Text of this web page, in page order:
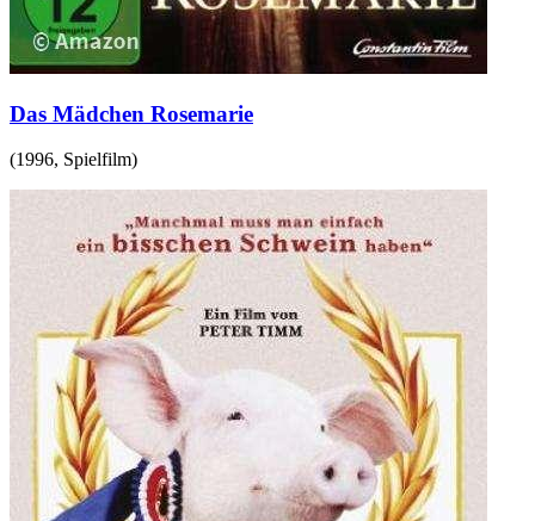
Das Mädchen Rosemarie
(1996, Spielfilm)